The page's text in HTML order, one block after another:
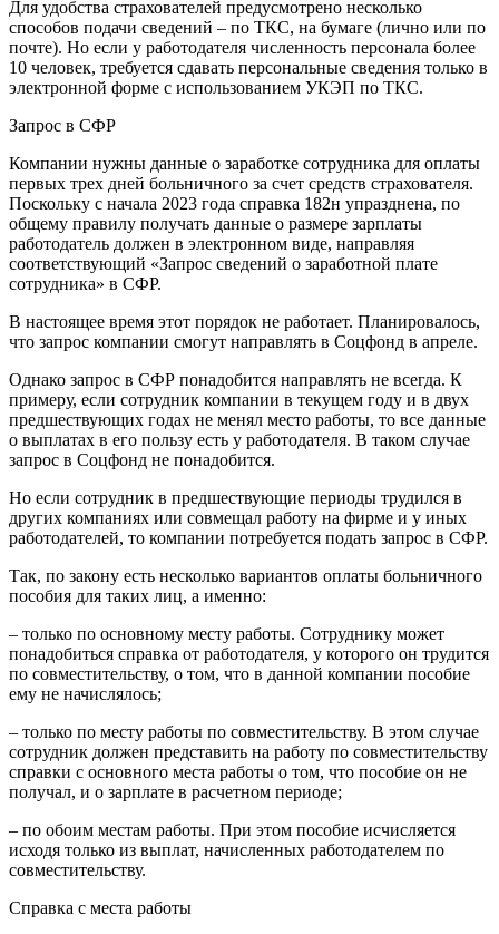
Для удобства страхователей предусмотрено несколько
способов подачи сведений – по ТКС, на бумаге (лично или по
почте). Но если у работодателя численность персонала более
10 человек, требуется сдавать персональные сведения только в
электронной форме с использованием УКЭП по ТКС.
Запрос в СФР
Компании нужны данные о заработке сотрудника для оплаты
первых трех дней больничного за счет средств страхователя.
Поскольку с начала 2023 года справка 182н упразднена, по
общему правилу получать данные о размере зарплаты
работодатель должен в электронном виде, направляя
соответствующий «Запрос сведений о заработной плате
сотрудника» в СФР.
В настоящее время этот порядок не работает. Планировалось,
что запрос компании смогут направлять в Соцфонд в апреле.
Однако запрос в СФР понадобится направлять не всегда. К
примеру, если сотрудник компании в текущем году и в двух
предшествующих годах не менял место работы, то все данные
о выплатах в его пользу есть у работодателя. В таком случае
запрос в Соцфонд не понадобится.
Но если сотрудник в предшествующие периоды трудился в
других компаниях или совмещал работу на фирме и у иных
работодателей, то компании потребуется подать запрос в СФР.
Так, по закону есть несколько вариантов оплаты больничного
пособия для таких лиц, а именно:
– только по основному месту работы. Сотруднику может
понадобиться справка от работодателя, у которого он трудится
по совместительству, о том, что в данной компании пособие
ему не начислялось;
– только по месту работы по совместительству. В этом случае
сотрудник должен представить на работу по совместительству
справки с основного места работы о том, что пособие он не
получал, и о зарплате в расчетном периоде;
– по обоим местам работы. При этом пособие исчисляется
исходя только из выплат, начисленных работодателем по
совместительству.
Справка с места работы